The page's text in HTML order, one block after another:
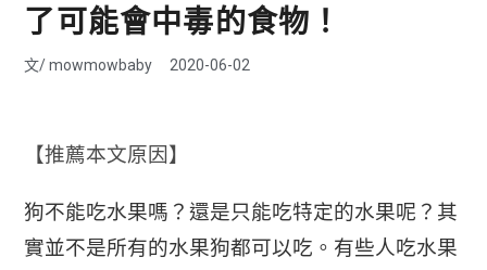
了可能會中毒的食物！
文/mowmowbaby 2020-06-02
【推薦本文原因】
狗不能吃水果嗎？還是只能吃特定的水果呢？其
實並不是所有的水果狗都可以吃。有些人吃水果